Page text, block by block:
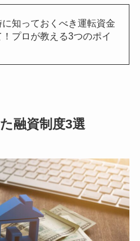
に知っておくべき運転資金
プロが教える3つのポイ
融資制度3選